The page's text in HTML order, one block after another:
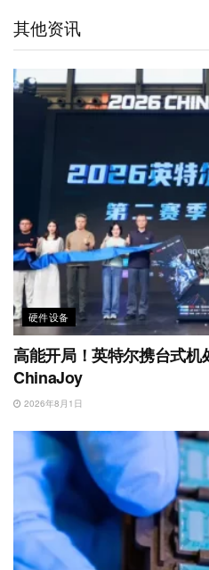
i
o
其他资讯
硬件设备
高能开局！英特尔携台式
ChinaJoy
2026年8月1日